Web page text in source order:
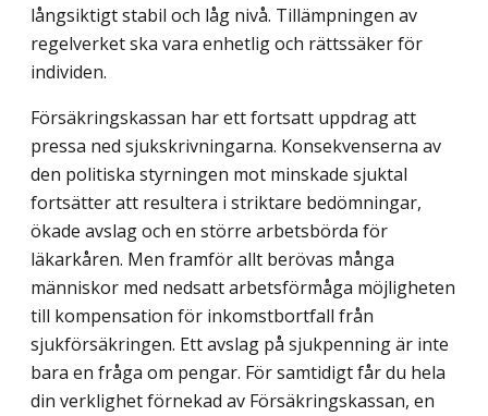
långsiktigt stabil och låg nivå. Tillämpningen av
regelverket ska vara enhetlig och rättssäker för
indi­viden.
Försäkringskassan har ett fortsatt uppdrag att
pressa ned sjukskrivningarna. Kon­sekvenserna av
den politiska styrningen mot minskade sjuktal
fortsätter att resultera i striktare bedömningar,
ökade avslag och en större arbetsbörda för
läkarkåren. Men framför allt berövas många
människor med nedsatt arbetsförmåga möjligheten
till kompensation för inkomstbortfall från
sjukförsäkringen. Ett avslag på sjukpenning är inte
bara en fråga om pengar. För samtidigt får du hela
din verklighet förnekad av Försäkringskassan, en